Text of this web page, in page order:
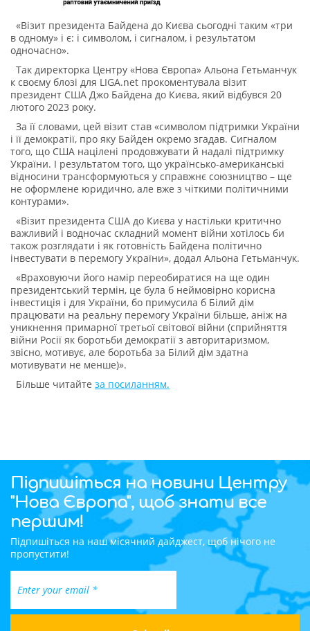
«Візит президента Байдена до Києва сьогодні таким «три
в одному» і є: і символом, і сигналом, і результатом
одночасно».
Так директорка Центру «Нова Європа» Альона Гетьманчук
к своєму блозі для LIGA.net прокоментувала візит
президент США Джо Байдена до Києва, який відбувся 20
лютого 2023 року.
За її словами, цей візит став «символом підтримки України
і її демократії, про яку Байден окремо згадав. Сигналом
того, що США націлені продовжувати й надалі підтримку
України. І результатом того, що українсько-американські
відносини трансформуються у справжнє союзництво – ще
не оформлене юридично, але вже з чіткими політичними
контурами».
«Візит президента США до Києва у настільки критично
важливий і водночас складний момент війни хотілось би
також розглядати і як готовність Байдена політично
інвестувати в перемогу України», додал Альона Гетьманчук.
«Враховуючи його намір переобиратися на ще один
президентський термін, це була б неймовірно корисна
інвестиція і для України, бо примусила б Білий дім
працювати на реальну перемогу України більше, аніж на
уникнення примарної третьої світової війни (сприйняття
війни Росії як боротьби демократії з авторитаризмом,
звісно, мотивує, але боротьба за Білий дім здатна
мотивувати не менше)».
Більше читайте за посиланням.
Підпишіться на новини Центру
"Нова Європа", щоб знати все
першим!
Підпишіться на наш місячний дайджест, щоб нічого не
пропустити!